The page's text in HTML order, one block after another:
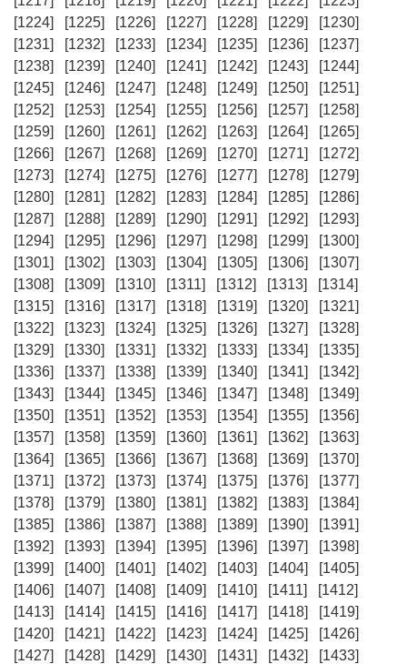
[1224]
[1225] [1226] [1227] [1228] [1229]
[1230]
[1231]
[1232] [1233] [1234] [1235] [1236]
[1237]
[1238]
[1239] [1240] [1241] [1242] [1243]
[1244]
[1245]
[1246] [1247] [1248] [1249] [1250]
[1251]
[1252]
[1253] [1254] [1255] [1256] [1257]
[1258]
[1259]
[1260] [1261] [1262] [1263] [1264]
[1265]
[1266]
[1267] [1268] [1269] [1270] [1271]
[1272]
[1273]
[1274] [1275] [1276] [1277] [1278]
[1279]
[1280]
[1281] [1282] [1283] [1284] [1285]
[1286]
[1287]
[1288] [1289] [1290] [1291] [1292]
[1293]
[1294]
[1295] [1296] [1297] [1298] [1299]
[1300]
[1301]
[1302] [1303] [1304] [1305] [1306]
[1307]
[1308]
[1309] [1310] [1311] [1312] [1313]
[1314]
[1315]
[1316] [1317] [1318] [1319] [1320]
[1321]
[1322]
[1323] [1324] [1325] [1326] [1327]
[1328]
[1329]
[1330] [1331] [1332] [1333] [1334]
[1335]
[1336]
[1337] [1338] [1339] [1340] [1341]
[1342]
[1343]
[1344] [1345] [1346] [1347] [1348]
[1349]
[1350]
[1351] [1352] [1353] [1354] [1355]
[1356]
[1357]
[1358] [1359] [1360] [1361] [1362]
[1363]
[1364]
[1365] [1366] [1367] [1368] [1369]
[1370]
[1371]
[1372] [1373] [1374] [1375] [1376]
[1377]
[1378]
[1379] [1380] [1381] [1382] [1383]
[1384]
[1385]
[1386] [1387] [1388] [1389] [1390]
[1391]
[1392]
[1393] [1394] [1395] [1396] [1397]
[1398]
[1399]
[1400] [1401] [1402] [1403] [1404]
[1405]
[1406]
[1407] [1408] [1409] [1410] [1411]
[1412]
[1413]
[1414] [1415] [1416] [1417] [1418]
[1419]
[1420]
[1421] [1422] [1423] [1424] [1425]
[1426]
[1427]
[1428] [1429] [1430] [1431] [1432]
[1433]